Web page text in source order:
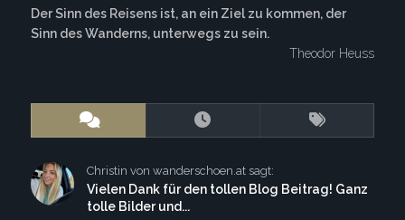
Der Sinn des Reisens ist, an ein Ziel zu kommen, der
Sinn des Wanderns, unterwegs zu sein.
Theodor Heuss
Christin von wanderschoen.at sagt:
Vielen Dank für den tollen Blog Beitrag! Ganz
tolle Bilder und...